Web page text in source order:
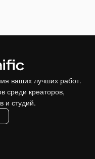
ваших лучших работ.
среди креаторов,
и студий.